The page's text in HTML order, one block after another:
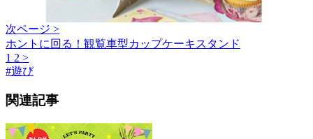
次ページ >
ホントに回る！観覧車型カップケーキスタンド
1 2 >
#遊び
関連記事